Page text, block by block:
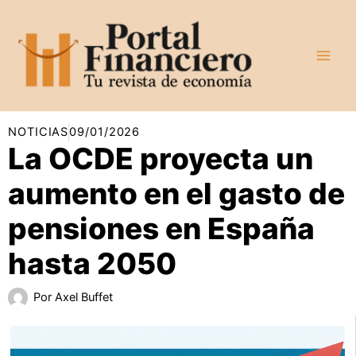
contenido
NOTICIAS09/01/2026
La OCDE proyecta un
aumento en el gasto de
pensiones en España
hasta 2050
Por Axel Buffet